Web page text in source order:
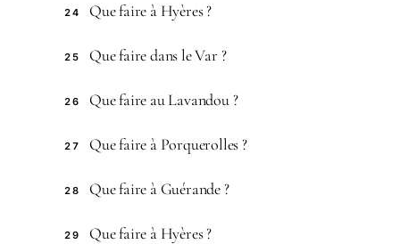
24 Que faire à Hyères ?
25 Que faire dans le Var ?
26 Que faire au Lavandou ?
27 Que faire à Porquerolles ?
28 Que faire à Guérande ?
29 Que faire à Hyères ?